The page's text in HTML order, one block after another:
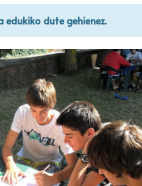
dute gehienez.